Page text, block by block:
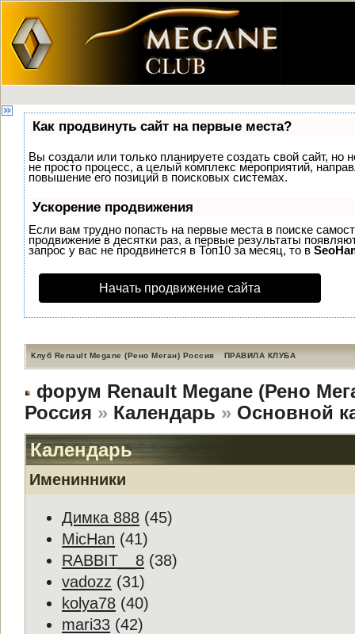
Как продвинуть сайт на первые места?
Вы создали или только планируете создать свой сайт, но
не просто процесс, а целый комплекс мероприятий,
повышение его позиций в поисковых системах.
Ускорение продвижения
Если вам трудно попасть на первые места в поиске
продвижение в десятки раз, а первые результаты
запрос у вас не продвинется в Топ10 за месяц, то в
Начать продвижение сайта
Клуб Renault Megane (Рено Меган) Россия ПРАВИЛА КЛУБА
форум Renault Megane (Рено
Россия » Календарь » Основной
Календарь
Именинники
Димка 888 (45)
MicHan (41)
RABBIT__8 (38)
vadozz (31)
kolya78 (40)
mari33 (42)